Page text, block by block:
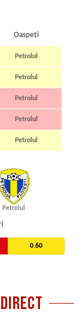
Oaspeți
Petrolul
Petrolul
Petrolul
Petrolul
Petrolul
Petrolul
0.60